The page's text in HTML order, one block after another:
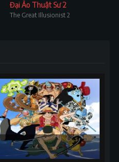
Đại Ảo Thuật Sư 2
The Great Illusionist 2